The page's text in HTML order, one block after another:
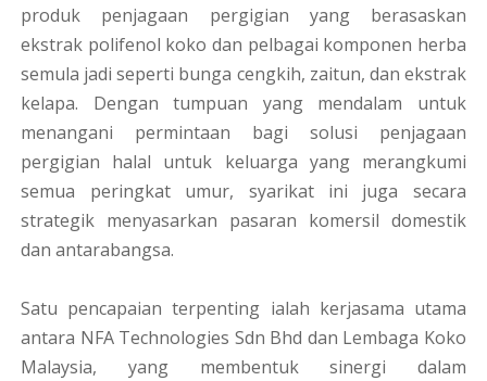
produk penjagaan pergigian yang berasaskan
ekstrak polifenol koko dan pelbagai komponen herba
semula jadi seperti bunga cengkih, zaitun, dan ekstrak
kelapa. Dengan tumpuan yang mendalam untuk
menangani permintaan bagi solusi penjagaan
pergigian halal untuk keluarga yang merangkumi
semua peringkat umur, syarikat ini juga secara
strategik menyasarkan pasaran komersil domestik
dan antarabangsa.
Satu pencapaian terpenting ialah kerjasama utama
antara NFA Technologies Sdn Bhd dan Lembaga Koko
Malaysia, yang membentuk sinergi dalam